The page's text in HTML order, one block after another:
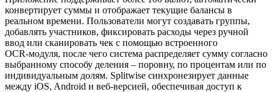
конвертирует суммы и отображает текущие балансы в
реальном времени. Пользователи могут создавать группы,
добавлять участников, фиксировать расходы через ручной
ввод или сканировать чек с помощью встроенного
OCR‑модуля, после чего система распределяет сумму согласно
выбранному способу деления – поровну, по процентам или по
индивидуальным долям. Splitwise синхронезирует данные
между iOS, Android и веб‑версией, обеспечивая доступ к